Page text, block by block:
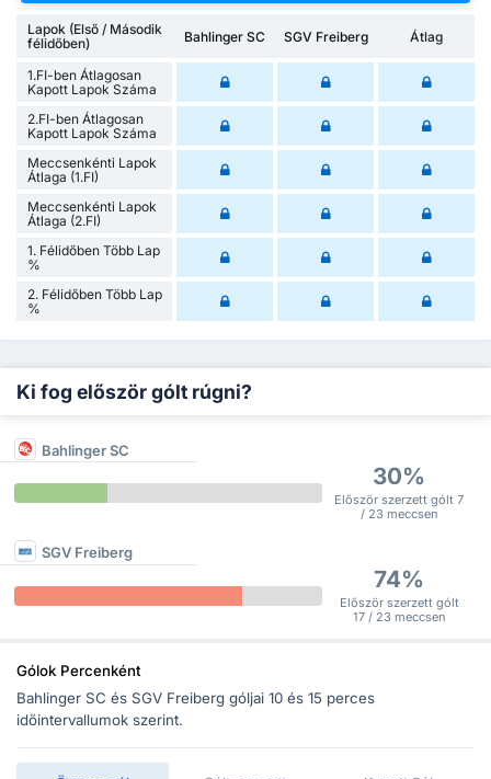
Lapok (Első / Második
félidőben)
Bahlinger SC SGV Freiberg Átlag
1.FI-ben Átlagosan
Kapott Lapok Száma
2.FI-ben Átlagosan
Kapott Lapok Száma
Meccsenkénti Lapok
Átlaga (1.FI)
Meccsenkénti Lapok
Átlaga (2.FI)
1. Félidőben Több Lap
%
2. Félidőben Több Lap
%
Ki fog először gólt rúgni?
Bahlinger SC
30%
Először szerzett gólt 7
/ 23 meccsen
SGV Freiberg
74%
Először szerzett gólt
17 / 23 meccsen
Gólok Percenként
Bahlinger SC és SGV Freiberg góljai 10 és 15 perces
időintervallumok szerint.